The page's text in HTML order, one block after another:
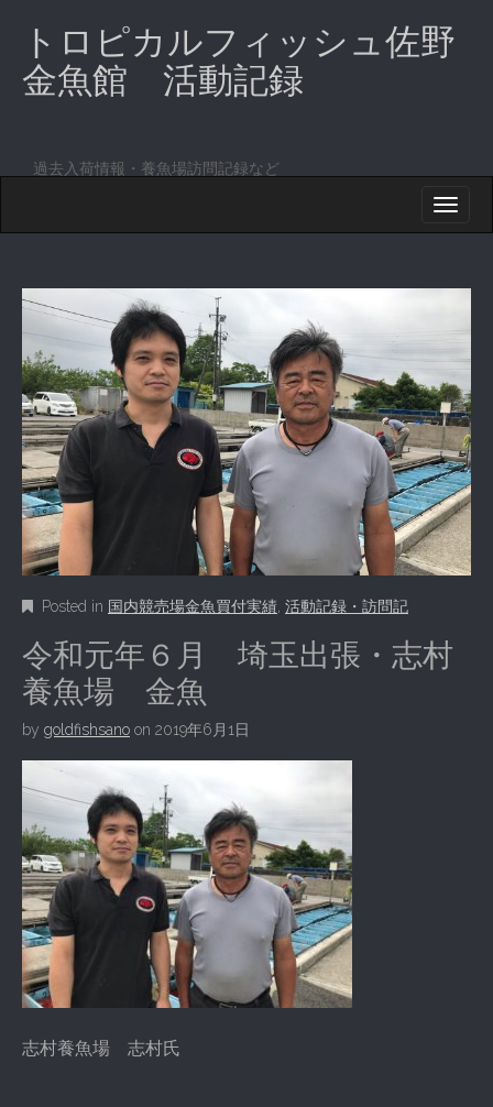
トロピカルフィッシュ佐野
金魚館 活動記録
過去入荷情報・養魚場訪問記録など
N
M
E
N
U
O
C
N
T
E
N
T
Posted in 国内競売場金魚買付実績, 活動記録・訪問記
令和元年６月 埼玉出張・志村
養魚場 金魚
by goldfishsano on 2019年6月1日
志村養魚場 志村氏